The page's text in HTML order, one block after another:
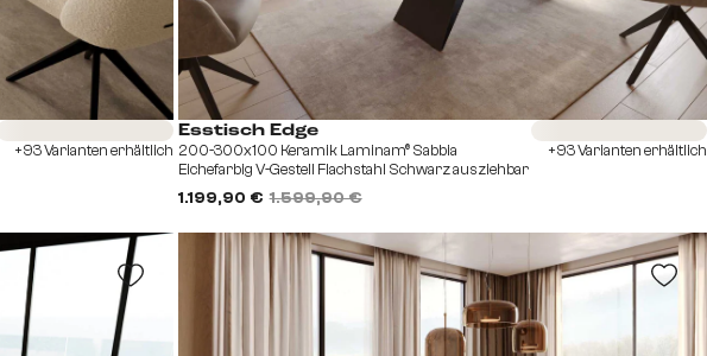
Sofort versandfertig
+93 Varianten erhältlich
Esstisch Edge
200-300x100 Keramik Laminam® Sabbia
Eichefarbig V-Gestell Flachstahl Schwarz ausziehbar
1.199,90 € 1.599,90 €
Sofort versandfertig
+93 Varianten erhältlich